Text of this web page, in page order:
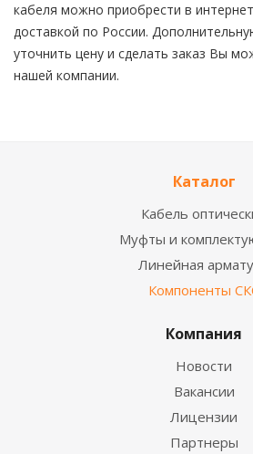
кабеля можно приобрести в
доставкой по России.
уточнить цену и сделать заказ Вы
нашей компании.
Каталог
Кабель
Муфты и
Линейная
Компоненты
Компания
Новости
Вакансии
Лицензии
Партнеры